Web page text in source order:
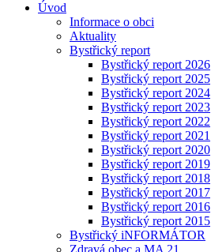
Úvod
Informace o obci
Aktuality
Bystřický report
Bystřický report 2026
Bystřický report 2025
Bystřický report 2024
Bystřický report 2023
Bystřický report 2022
Bystřický report 2021
Bystřický report 2020
Bystřický report 2019
Bystřický report 2018
Bystřický report 2017
Bystřický report 2016
Bystřický report 2015
Bystřický iNFORMÁTOR
Zdravá obec a MA 21